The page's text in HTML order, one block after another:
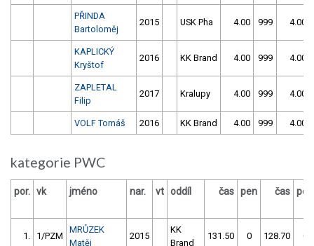
PŘINDA
Bartoloměj
2015 USK Pha 4.00 999 4.00
KAPLICKÝ
Kryštof
2016 KK Brand 4.00 999 4.00
ZAPLETAL
Filip
2017 Kralupy 4.00 999 4.00
VOLF Tomáš 2016 KK Brand 4.00 999 4.00
kategorie PWC
por. vk jméno nar. vt oddíl čas pen čas pen
1. 1/PZM
MRŮZEK
Matěj
2015
KK
Brand
131.50 0 128.70 0